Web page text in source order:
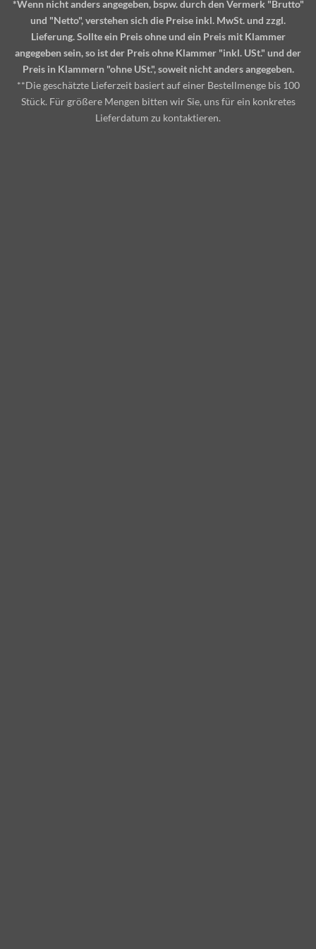
*Wenn nicht anders angegeben, bspw. durch den Vermerk "Brutto"
und "Netto", verstehen sich die Preise inkl. MwSt. und zzgl.
Lieferung. Sollte ein Preis ohne und ein Preis mit Klammer
angegeben sein, so ist der Preis ohne Klammer "inkl. USt." und der
Preis in Klammern "ohne USt.", soweit nicht anders angegeben.
**Die geschätzte Lieferzeit basiert auf einer Bestellmenge bis 100
Stück. Für größere Mengen bitten wir Sie, uns für ein konkretes
Lieferdatum zu kontaktieren.